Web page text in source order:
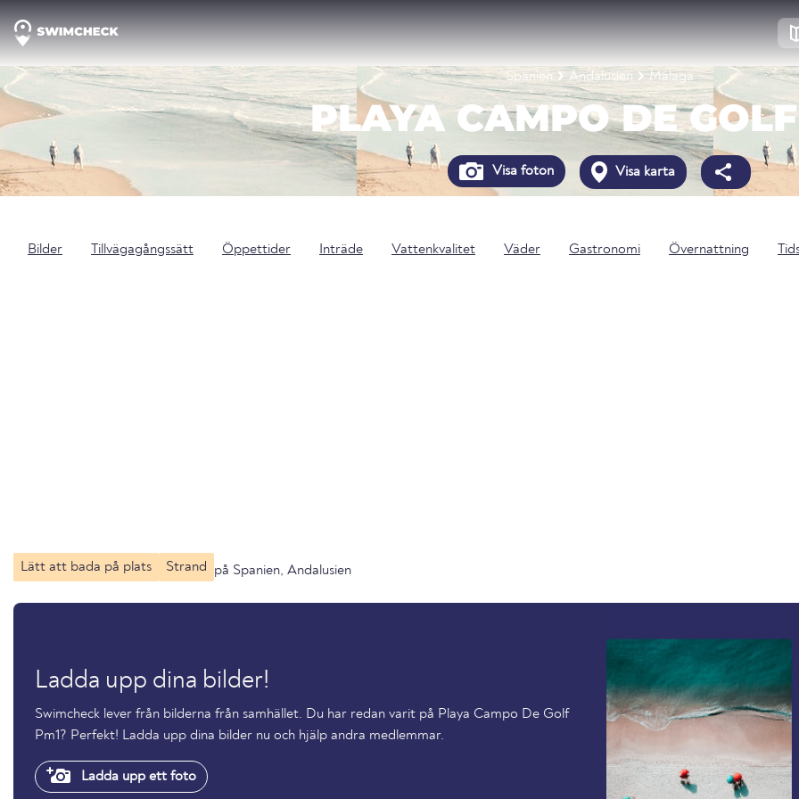
Spanien Andalusien Málaga
PLAYA CAMPO DE
Visa foton Visa karta
Bilder Tillvägagångssätt Öppettider Inträde Vattenkvalitet Väder Gastronomi Övernattning
Lätt att bada på plats Strand på Spanien, Andalusien
Ladda upp dina bilder!
Swimcheck lever från bilderna från samhället. Du har redan varit på Playa Campo De Golf
Pm1? Perfekt! Ladda upp dina bilder nu och hjälp andra medlemmar.
Ladda upp ett foto